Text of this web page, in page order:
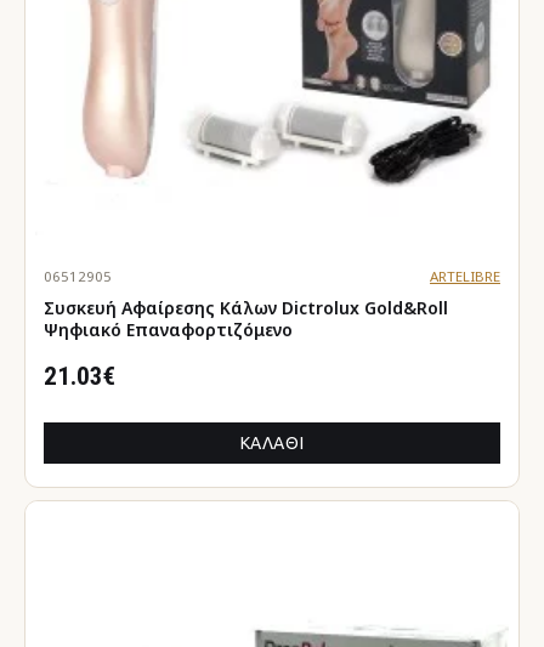
06512905 ARTELIBRE
Συσκευή Αφαίρεσης Κάλων Dictrolux Gold&Roll
Ψηφιακό Επαναφορτιζόμενο
21.03€
ΚΑΛΆΘΙ